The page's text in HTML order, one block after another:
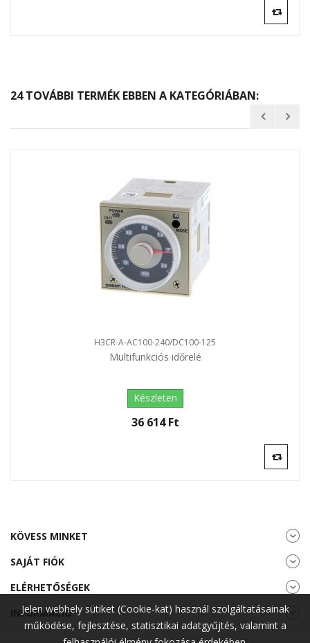
24 TOVÁBBI TERMÉK EBBEN A KATEGÓRIÁBAN:
H3CR-A-AC100-240/DC100-125
Multifunkciós időrelé
Készleten
36 614 Ft‎
KÖVESS MINKET
SAJÁT FIÓK
ELÉRHETŐSÉGEK
INFORMÁCIÓ
Jelen webhely sütiket (Cookie-kat) használ szolgáltatásainak
működése, fejlesztése, statisztikai adatgyűjtés, valamint a